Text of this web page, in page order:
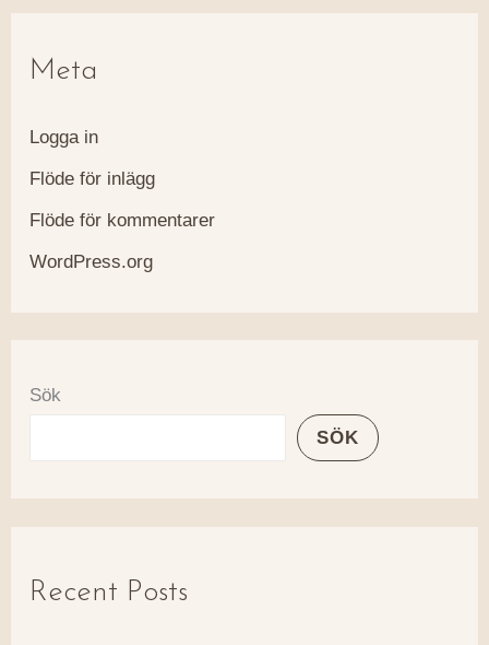
Meta
Logga in
Flöde för inlägg
Flöde för kommentarer
WordPress.org
Sök
SÖK
Recent Posts